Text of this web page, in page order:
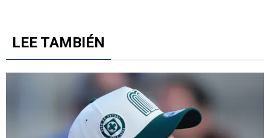
LEE TAMBIÉN